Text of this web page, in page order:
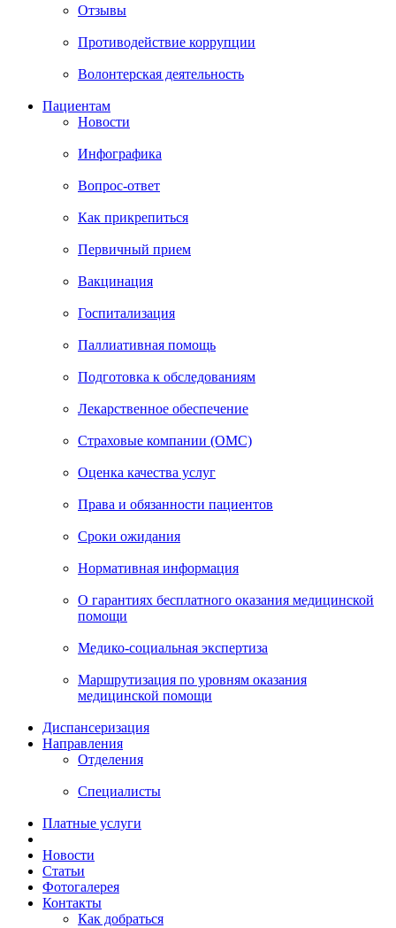
Отзывы
Противодействие коррупции
Волонтерская деятельность
Пациентам
Новости
Инфографика
Вопрос-ответ
Как прикрепиться
Первичный прием
Вакцинация
Госпитализация
Паллиативная помощь
Подготовка к обследованиям
Лекарственное обеспечение
Страховые компании (ОМС)
Оценка качества услуг
Права и обязанности пациентов
Сроки ожидания
Нормативная информация
О гарантиях бесплатного оказания медицинской
помощи
Медико-социальная экспертиза
Маршрутизация по уровням оказания
медицинской помощи
Диспансеризация
Направления
Отделения
Специалисты
Платные услуги
Новости
Статьи
Фотогалерея
Контакты
Как добраться